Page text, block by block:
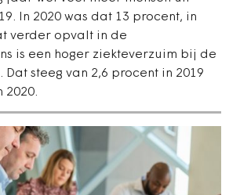
In 2020 was dat 13 procent, in
verder opvalt in de
is een hoger ziekteverzuim bij de
steeg van 2,6 procent in 2019
2020.